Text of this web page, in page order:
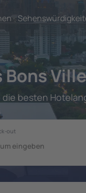
Bons
die besten